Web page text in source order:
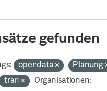
gefunden
opendata Planung
tran
Organisationen: